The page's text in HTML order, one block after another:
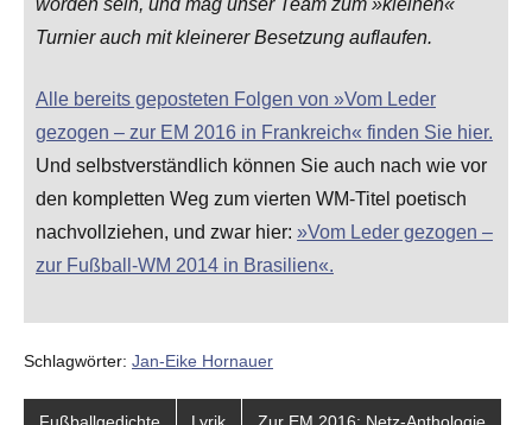
worden sein, und mag unser Team zum »kleinen«
Turnier auch mit kleinerer Besetzung auflaufen.
Alle bereits geposteten Folgen von »Vom Leder
gezogen – zur EM 2016 in Frankreich« finden Sie hier.
Und selbstverständlich können Sie auch nach wie vor
den kompletten Weg zum vierten WM-Titel poetisch
nachvollziehen, und zwar hier: »Vom Leder gezogen –
zur Fußball-WM 2014 in Brasilien«.
Schlagwörter: Jan-Eike Hornauer